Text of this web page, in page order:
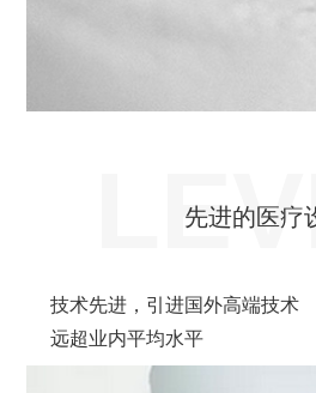
先进的医疗
技术先进，引进国外高端技术
远超业内平均水平